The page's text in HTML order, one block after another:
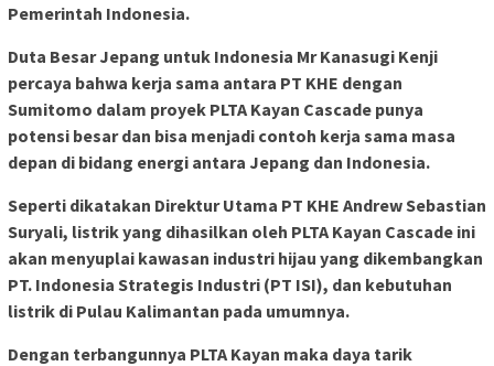
Pemerintah Indonesia.
Duta Besar Jepang untuk Indonesia Mr Kanasugi Kenji
percaya bahwa kerja sama antara PT KHE dengan
Sumitomo dalam proyek PLTA Kayan Cascade punya
potensi besar dan bisa menjadi contoh kerja sama masa
depan di bidang energi antara Jepang dan Indonesia.
Seperti dikatakan Direktur Utama PT KHE Andrew Sebastian
Suryali, listrik yang dihasilkan oleh PLTA Kayan Cascade ini
akan menyuplai kawasan industri hijau yang dikembangkan
PT. Indonesia Strategis Industri (PT ISI), dan kebutuhan
listrik di Pulau Kalimantan pada umumnya.
Dengan terbangunnya PLTA Kayan maka daya tarik